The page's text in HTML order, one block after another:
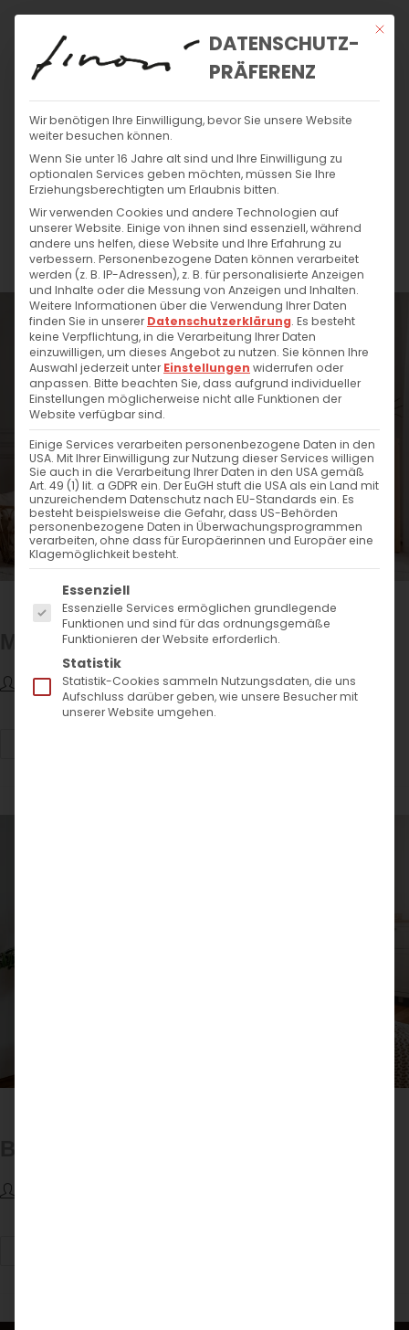
DE
EN
Medan
Max Teuchert 9. Februar 2023 Projekte
Mit
DATENSCHUTZ-
PRÄFERENZ
Wir benötigen Ihre Einwilligung, bevor Sie unsere Website
weiter besuchen können.
Wenn Sie unter 16 Jahre alt sind und Ihre Einwilligung zu
optionalen Services geben möchten, müssen Sie Ihre
Erziehungsberechtigten um Erlaubnis bitten.
Wir verwenden Cookies und andere Technologien auf
unserer Website. Einige von ihnen sind essenziell, während
andere uns helfen, diese Website und Ihre Erfahrung zu
verbessern. Personenbezogene Daten können verarbeitet
werden (z. B. IP-Adressen), z. B. für personalisierte Anzeigen
und Inhalte oder die Messung von Anzeigen und Inhalten.
Weitere Informationen über die Verwendung Ihrer Daten
finden Sie in unsererDatenschutzerklärung. Es besteht
keine Verpflichtung, in die Verarbeitung Ihrer Daten
einzuwilligen, um dieses Angebot zu nutzen. Sie können Ihre
Auswahl jederzeit unterEinstellungen widerrufen oder
anpassen. Bitte beachten Sie, dass aufgrund individueller
Einstellungen möglicherweise nicht alle Funktionen der
Website verfügbar sind.
Einige Services verarbeiten personenbezogene Daten in den
USA. Mit Ihrer Einwilligung zur Nutzung dieser Services willigen
Sie auch in die Verarbeitung Ihrer Daten in den USA gemäß
Art. 49 (1) lit. a GDPR ein. Der EuGH stuft die USA als ein Land mit
unzureichendem Datenschutz nach EU-Standards ein. Es
besteht beispielsweise die Gefahr, dass US-Behörden
personenbezogene Daten in Überwachungsprogrammen
verarbeiten, ohne dass für Europäerinnen und Europäer eine
Klagemöglichkeit besteht.
Es folgt eine Liste der Service-Gruppen, für die
Essenziell
Essenzielle Services ermöglichen grundlegende
Funktionen und sind für das ordnungsgemäße
Funktionieren der Website erforderlich.
Statistik
Statistik-Cookies sammeln Nutzungsdaten, die uns
Aufschluss darüber geben, wie unsere Besucher mit
unserer Website umgehen.